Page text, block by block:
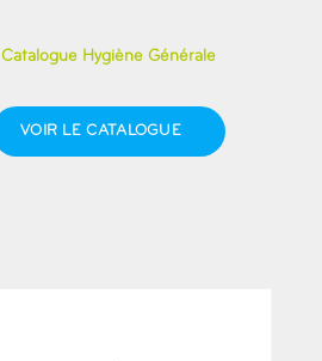
Catalogue Hygiène Générale
VOIR LE CATALOGUE